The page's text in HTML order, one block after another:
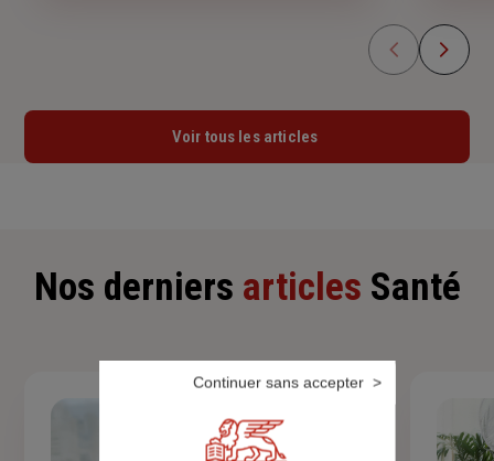
Voir tous les articles
Nos derniers articles Santé
Continuer sans accepter